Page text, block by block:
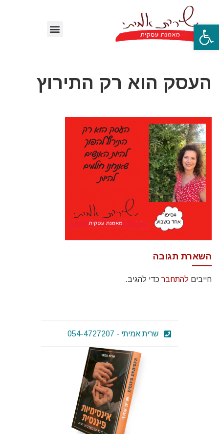
פתח סרגל נגישות
העסק הוא רק התירוץ
השארת תגובה
חייבים להתחבר כדי להגיב.
שרית אמיתי - 054-4727207